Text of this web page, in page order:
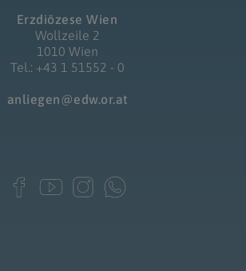
Erzdiözese Wien
Wollzeile 2
1010 Wien
Tel.: +43 1 51552 - 0
anliegen@edw.or.at